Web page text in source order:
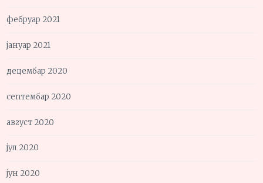
фебруар 2021
јануар 2021
децембар 2020
септембар 2020
август 2020
јул 2020
јун 2020